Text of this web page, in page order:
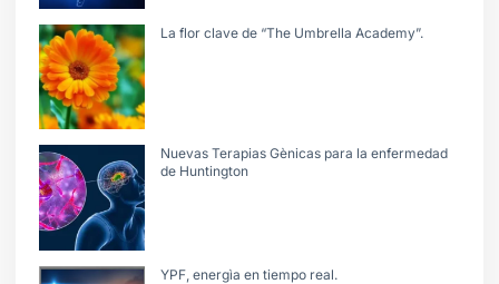
La flor clave de “The Umbrella Academy”.
Nuevas Terapias Gènicas para la enfermedad
de Huntington
YPF, energìa en tiempo real.